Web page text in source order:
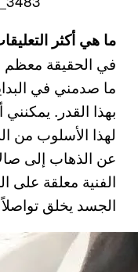
ما هي أكثر
في الحقيقة معظم
ما صدمني في
بهذا القدر.
لهذا الأسلوب من
عن الذهاب إلى
الفنية معلقة
الجسد يخلق